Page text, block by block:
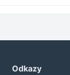
Odkazy